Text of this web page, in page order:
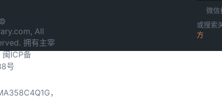
All
拥有主宰
闽ICP备
号
，
微信
或搜索
方